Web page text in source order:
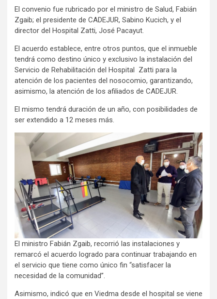
El convenio fue rubricado por el ministro de Salud, Fabián
Zgaib; el presidente de CADEJUR, Sabino Kucich, y el
director del Hospital Zatti, José Pacayut.
El acuerdo establece, entre otros puntos, que el inmueble
tendrá como destino único y exclusivo la instalación del
Servicio de Rehabilitación del Hospital Zatti para la
atención de los pacientes del nosocomio, garantizando,
asimismo, la atención de los afiliados de CADEJUR.
El mismo tendrá duración de un año, con posibilidades de
ser extendido a 12 meses más.
El ministro Fabián Zgaib, recorrió las instalaciones y
remarcó el acuerdo logrado para continuar trabajando en
el servicio que tiene como único fin “satisfacer la
necesidad de la comunidad”.
Asimismo, indicó que en Viedma desde el hospital se viene